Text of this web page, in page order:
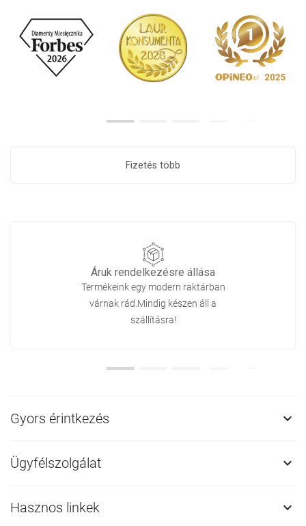
Fizetés több
Áruk rendelkezésre állása
Termékeink egy modern raktárban
várnak rád.Mindig készen áll a
szállításra!
Gyors érintkezés 
Ügyfélszolgálat 
Hasznos linkek 